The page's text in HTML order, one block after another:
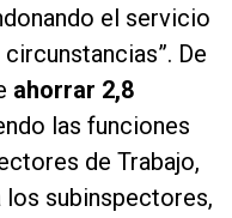
el servicio
De
ahorrar 2,8
las funciones
de Trabajo,
subinspectores,